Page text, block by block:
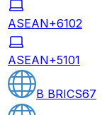
ASEAN+6102
ASEAN+5101
B BRICS67